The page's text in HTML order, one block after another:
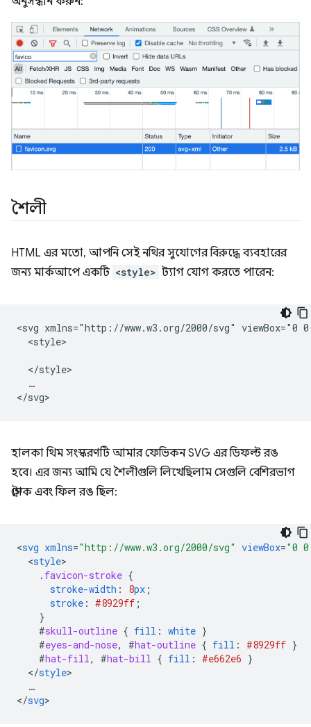
শৈলী
HTML এর মতো, আপনি সেই নথির সুযোগের বিরুদ্ধে ব্যবহারের
জন্য মার্কআপে একটি <style> ট্যাগ যোগ করতে পারেন:
<svg xmlns="http://www.w3.org/2000/svg" viewBox="0
  <style>
  </style>
  …
হালকা থিম সংস্করণটি আমার ফেভিকন SVG এর ডিফল্ট রঙ
হবে। এর জন্য আমি যে শৈলীগুলি লিখেছিলাম সেগুলি বেশিরভাগ
স্ট্রোক এবং ফিল রঙ ছিল:
<svg xmlns="http://www.w3.org/2000/svg" viewBox="0 0
<style
. favicon-stroke {
stroke-width : 8px ;
stroke : #8929ff ;
}
#skull-outline { fill : white }
#eyes-and-nose, #hat-outline { fill : #8929ff }
#hat-fill, #hat-bill { fill : #e662e6 }
</style
…
</svg